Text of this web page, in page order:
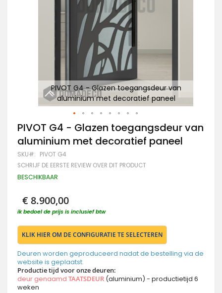
PIVOT G4 - Glazen toegangsdeur van
aluminium met decoratief paneel
Ga
naar
het
begin
van
de
afbeeldingen-
PIVOT G4 - Glazen toegangsdeur van
aluminium met decoratief paneel
SKU PIVOT G4
SCHRIJF DE EERSTE REVIEW OVER DIT PRODUCT
BESCHIKBAAR
€ 8.900,00
ik bedoel de prijs is inclusief btw
KLIK HIER OM DE CONFIGURATIE TE SELECTEREN
Deuren worden geproduceerd nadat de bestelling via de
website is geplaatst.
Productie tijd voor onze deuren:
deur genaamd TAATSDEUR (aluminium) - productietijd 6
weken